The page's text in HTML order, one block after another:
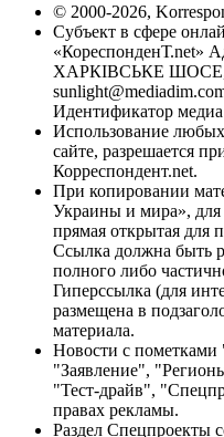
© 2000-2026,
Субъект в сфере
«КореспонденТ.net»
ХАРКІВСЬКЕ ШОСЕ,
Идентификатор
Использование
сайте, разрешается
Корреспондент.net.
При копировании
Украины и мира», для
прямая открытая для
Ссылка должна быть
полного либо
Гиперссылка (для
размещена в
материала.
Новости с
"Заявление",
"Тест-драйв",
правах рекламы.
Раздел Спецпроекты